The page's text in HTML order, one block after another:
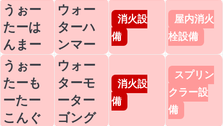
うぉー
たーは
んまー
ウォー
ターハ
ンマー
消火設
備
屋内消火
栓設備
うぉー
たーも
ーたー
こんぐ
ウォー
ターモ
ーター
ゴング
消火設
備
スプリン
クラー設
備